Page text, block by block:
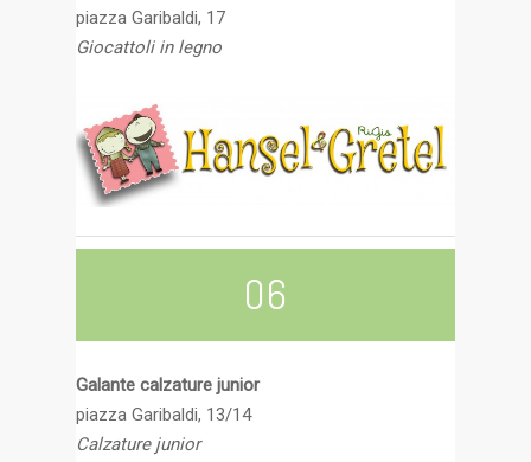
piazza Garibaldi, 17
Giocattoli in legno
06
Galante calzature junior
piazza Garibaldi, 13/14
Calzature junior